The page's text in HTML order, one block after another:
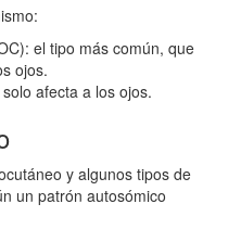
el tipo más común, que
ojos.
afecta a los ojos.
y algunos tipos de
un patrón autosómico